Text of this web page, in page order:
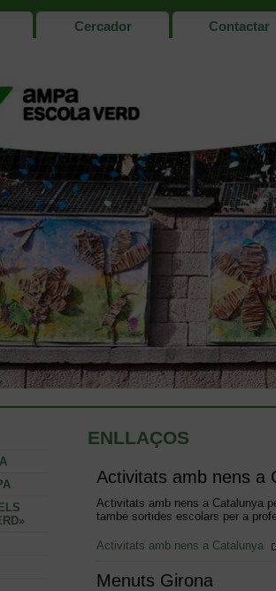
Cercador Contactar
ENLLAÇOS
Activitats amb nens a
Activitats amb nens a Catalunya
també sortides escolars per a
Activitats amb nens a Catalunya
Menuts Girona